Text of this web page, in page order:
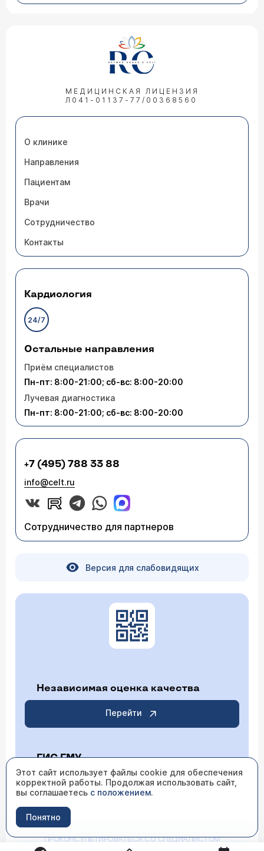
МЕДИЦИНСКАЯ ЛИЦЕНЗИЯ
Л041-01137-77/00368560
О клинике
Направления
Пациентам
Врачи
Сотрудничество
Контакты
Кардиология
24/7
Остальные направления
Приём специалистов
Пн-пт: 8:00-21:00; сб-вс: 8:00-20:00
Лучевая диагностика
Пн-пт: 8:00-21:00; сб-вс: 8:00-20:00
+7 (495) 788 33 88
info@celt.ru
Сотрудничество для партнеров
Версия для слабовидящих
Независимая оценка качества
Перейти
ГИС ГМУ
Перейти
ИМЕЮТСЯ ПРОТИВОПОКАЗАНИЯ НЕОБХОДИМО
ПРОКОНСУЛЬТИРОВАТЬСЯ СО СПЕЦИАЛИСТОМ
Этот сайт использует файлы cookie для обеспечения
корректной работы. Продолжая использовать сайт,
вы соглашаетесь с положением.
Понятно